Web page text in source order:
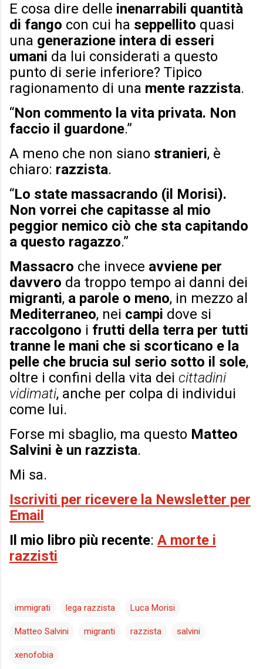
E cosa dire delle inenarrabili quantità
di fango con cui ha seppellito quasi
una generazione intera di esseri
umani da lui considerati a questo
punto di serie inferiore? Tipico
ragionamento di una mente razzista.
“Non commento la vita privata. Non
faccio il guardone.”
A meno che non siano stranieri, è
chiaro: razzista.
“Lo state massacrando (il Morisi).
Non vorrei che capitasse al mio
peggior nemico ciò che sta capitando
a questo ragazzo.”
Massacro che invece avviene per
davvero da troppo tempo ai danni dei
migranti, a parole o meno, in mezzo al
Mediterraneo, nei campi dove si
raccolgono i frutti della terra per tutti
tranne le mani che si scorticano e la
pelle che brucia sul serio sotto il sole,
oltre i confini della vita dei cittadini
vidimati, anche per colpa di individui
come lui.
Forse mi sbaglio, ma questo Matteo
Salvini è un razzista.
Mi sa.
Iscriviti per ricevere la Newsletter per
Email
Il mio libro più recente: A morte i
razzisti
immigrati lega razzista Luca Morisi
Matteo Salvini migranti razzista salvini
xenofobia